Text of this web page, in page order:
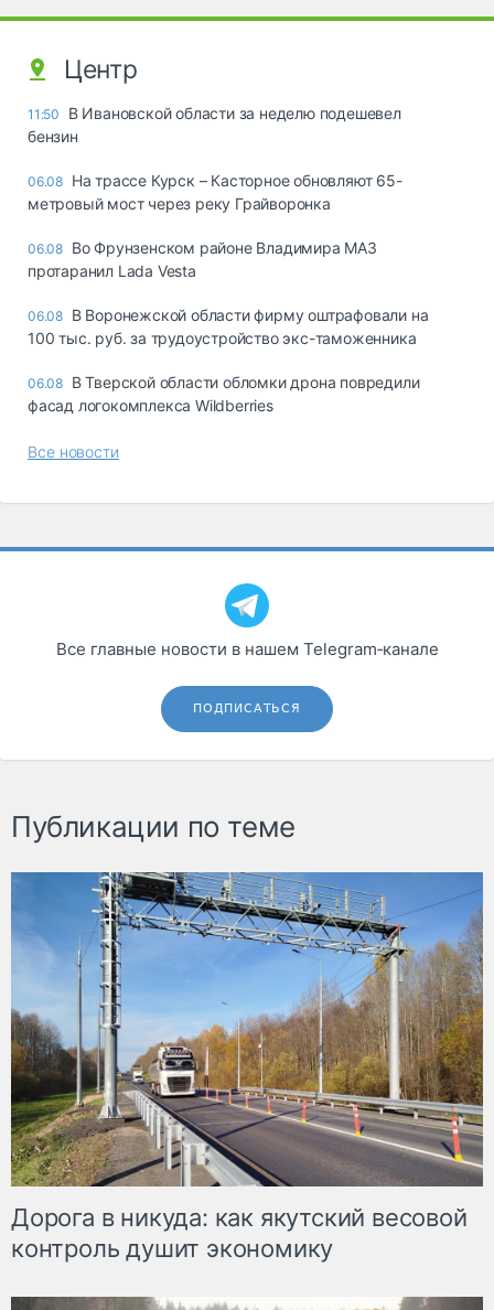
Центр
11:50
В Ивановской области за неделю подешевел
бензин
06.08 На трассе Курск – Касторное обновляют 65-
метровый мост через реку Грайворонка
06.08 Во Фрунзенском районе Владимира МАЗ
протаранил Lada Vesta
06.08 В Воронежской области фирму оштрафовали на
100 тыс. руб. за трудоустройство экс-таможенника
06.08 В Тверской области обломки дрона повредили
фасад логокомплекса Wildberries
Все новости
Все главные новости в нашем Telegram‑канале
ПОДПИСАТЬСЯ
Публикации по теме
Дорога в никуда: как якутский весовой
контроль душит экономику